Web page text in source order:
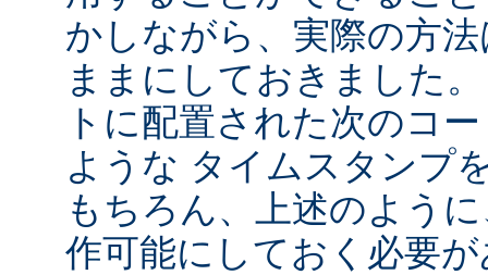
かしながら、実際の方
ままにしておきました
トに配置された次のコ
ような タイムスタンプ
もちろん、上述のよう
作可能にしておく必要